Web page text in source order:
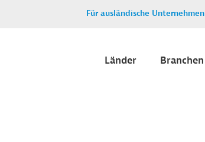
Für ausländische Unternehmen
Länder Branchen